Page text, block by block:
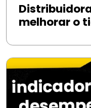
melhorar o